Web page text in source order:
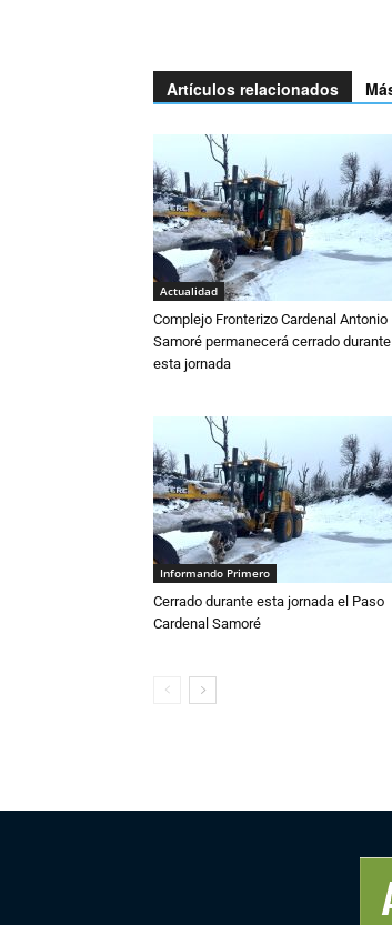
Artículos relacionados
Actualidad
Complejo Fronterizo Cardenal Antonio
Samoré permanecerá cerrado durante
esta jornada
Informando Primero
Cerrado durante esta jornada el Paso
Cardenal Samoré